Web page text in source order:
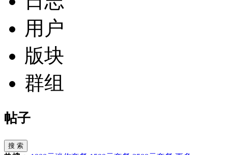
用户
版块
群组
帖子
搜 索